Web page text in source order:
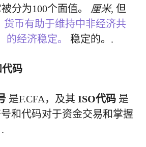
分为100个面值。 厘米, 但
货币有助于维持中非经济共
的经济稳定。
稳定的。.
码
是F.CFA，及其 ISO代码 是
和代码对于资金交易和掌握